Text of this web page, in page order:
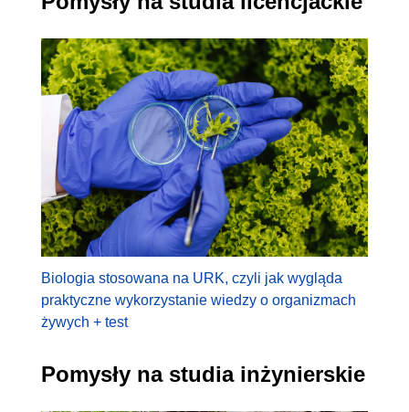
Biologia stosowana na URK, czyli jak wygląda
praktyczne wykorzystanie wiedzy o organizmach
żywych + test
Pomysły na studia inżynierskie